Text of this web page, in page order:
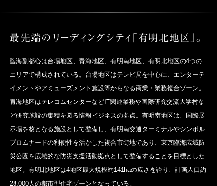
臨海副都心は台場地区、青海地区、有明南地区、有明北地区の4つの
エリアで構成されている。台場地区はテレビ局を中心に、エンターテ
イメントやアミューズメント施設等からなる商業・業務複合ゾーン。
青海地区はテレコムセンターなどIT関連業務や国際研究交流大学村な
ど研究施設の集積を図る情報ビジネスの拠点。有明南地区は、国際展
示場を核となる施設として整備し、有明南交通ターミナルやシンボル
プロムナードの利便性を活かした複合市街地であり、東京臨海広域防
災公園を広域的な防災支援活動拠点として整備することを目標とした
地区。有明北地区は4地区最大規模約141haの広さを誇り、計画人口約
28,000人の都市型住宅ゾーンとなっている。